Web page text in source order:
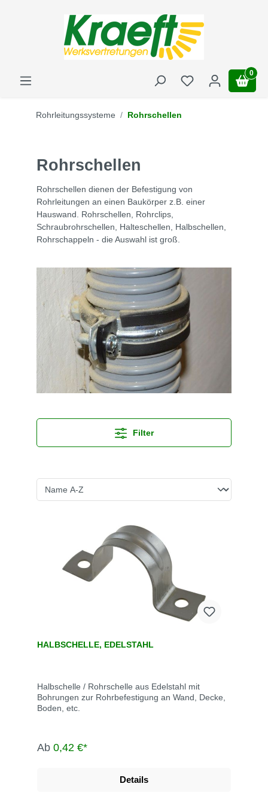
0
Rohrleitungssysteme Rohrschellen
Rohrschellen
Rohrschellen dienen der Befestigung von
Rohrleitungen an einen Baukörper z.B. einer
Hauswand. Rohrschellen, Rohrclips,
Schraubrohrschellen, Halteschellen, Halbschellen,
Rohrschappeln - die Auswahl ist groß.
Filter
HALBSCHELLE, EDELSTAHL
Halbschelle / Rohrschelle aus Edelstahl mit
Bohrungen zur Rohrbefestigung an Wand, Decke,
Boden, etc.
Ab 0,42 €*
Details